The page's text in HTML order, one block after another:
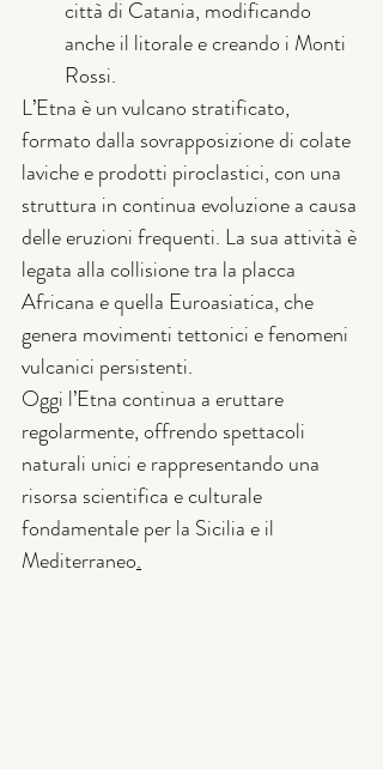
città di Catania, modificando
anche il litorale e creando i Monti
Rossi.
L’Etna è un vulcano stratificato,
formato dalla sovrapposizione di colate
laviche e prodotti piroclastici, con una
struttura in continua evoluzione a causa
delle eruzioni frequenti. La sua attività è
legata alla collisione tra la placca
Africana e quella Euroasiatica, che
genera movimenti tettonici e fenomeni
vulcanici persistenti.
Oggi l’Etna continua a eruttare
regolarmente, offrendo spettacoli
naturali unici e rappresentando una
risorsa scientifica e culturale
fondamentale per la Sicilia e il
Mediterraneo.